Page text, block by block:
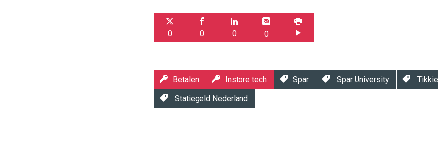
0 0 0 0
Betalen Instore tech Spar Spar University Tikkie
Statiegeld Nederland